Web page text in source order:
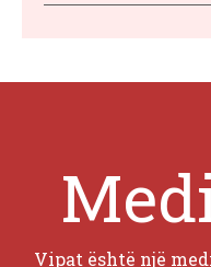
Vipat është një